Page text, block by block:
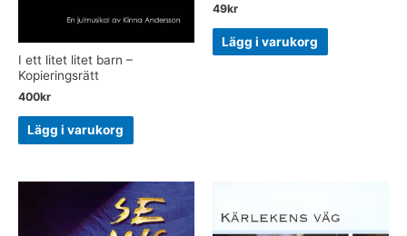
I ett litet litet barn –
Kopieringsrätt
400kr
Lägg i varukorg
49kr
Lägg i varukorg